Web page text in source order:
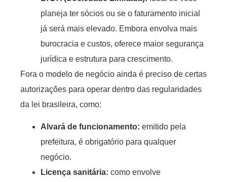
planeja ter sócios ou se o faturamento inicial
já será mais elevado. Embora envolva mais
burocracia e custos, oferece maior segurança
jurídica e estrutura para crescimento.
Fora o modelo de negócio ainda é preciso de certas
autorizações para operar dentro das regularidades
da lei brasileira, como:
Alvará de funcionamento: emitido pela
prefeitura, é obrigatório para qualquer
negócio.
Licença sanitária: como envolve